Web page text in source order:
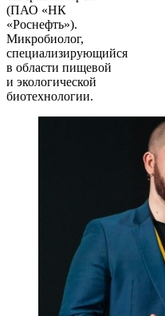
(ПАО «НК
«Роснефть»).
Микробиолог,
специализирующийся
в области пищевой
и экологической
биотехнологии.